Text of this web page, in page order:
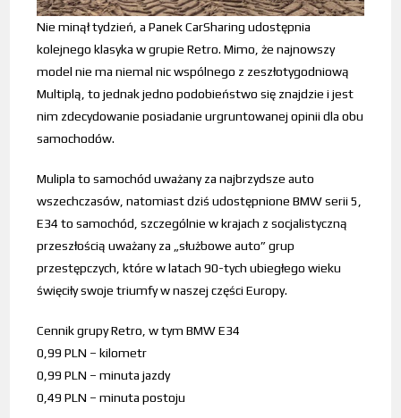
Nie minął tydzień, a Panek CarSharing udostępnia
kolejnego klasyka w grupie Retro. Mimo, że najnowszy
model nie ma niemal nic wspólnego z zeszłotygodniową
Multiplą, to jednak jedno podobieństwo się znajdzie i jest
nim zdecydowanie posiadanie urgruntowanej opinii dla obu
samochodów.
Mulipla to samochód uważany za najbrzydsze auto
wszechczasów, natomiast dziś udostępnione BMW serii 5,
E34 to samochód, szczególnie w krajach z socjalistyczną
przeszłością uważany za „służbowe auto” grup
przestępczych, które w latach 90-tych ubiegłego wieku
święciły swoje triumfy w naszej części Europy.
Cennik grupy Retro, w tym BMW E34
0,99 PLN – kilometr
0,99 PLN – minuta jazdy
0,49 PLN – minuta postoju